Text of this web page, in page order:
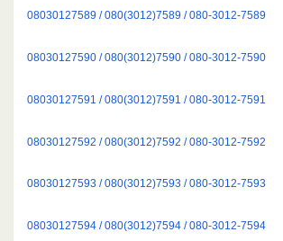
08030127589 / 080(3012)7589 / 080-3012-7589
08030127590 / 080(3012)7590 / 080-3012-7590
08030127591 / 080(3012)7591 / 080-3012-7591
08030127592 / 080(3012)7592 / 080-3012-7592
08030127593 / 080(3012)7593 / 080-3012-7593
08030127594 / 080(3012)7594 / 080-3012-7594